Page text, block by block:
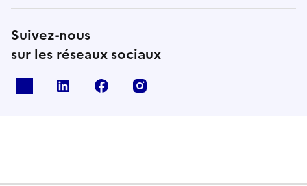
Suivez-nous
sur les réseaux sociaux
Linkedin Facebook